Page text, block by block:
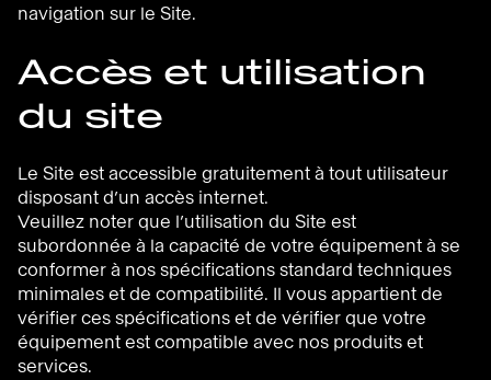
navigation sur le Site.
Accès et utilisation
du site
Le Site est accessible gratuitement à tout utilisateur
disposant d’un accès internet.
Veuillez noter que l’utilisation du Site est
subordonnée à la capacité de votre équipement à se
conformer à nos spécifications standard techniques
minimales et de compatibilité. Il vous appartient de
vérifier ces spécifications et de vérifier que votre
équipement est compatible avec nos produits et
services.